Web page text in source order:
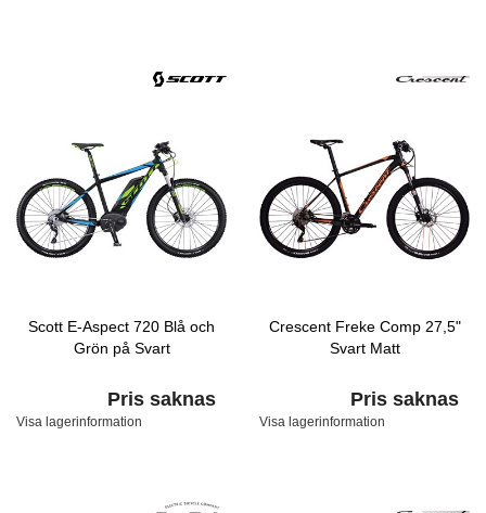
Scott E-Aspect 720 Blå och
Grön på Svart
Pris saknas
Visa lagerinformation
Crescent Freke Comp 27,5"
Svart Matt
Pris saknas
Visa lagerinformation